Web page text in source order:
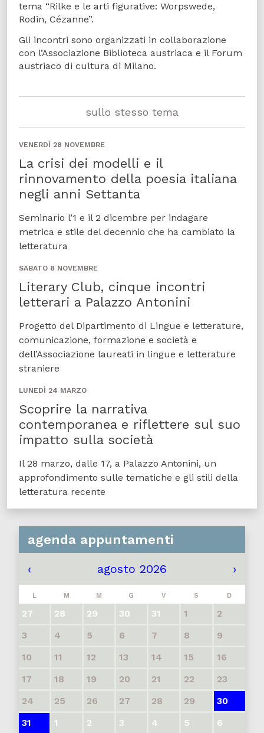
tema “Rilke e le arti figurative: Worpswede,
Rodin, Cézanne”.
Gli incontri sono organizzati in collaborazione
con l’Associazione Biblioteca austriaca e il Forum
austriaco di cultura di Milano.
sullo stesso tema
VENERDÌ 28 NOVEMBRE
La crisi dei modelli e il
rinnovamento della poesia italiana
negli anni Settanta
Seminario l’1 e il 2 dicembre per indagare
metrica e stile del decennio che ha cambiato la
letteratura
SABATO 8 NOVEMBRE
Literary Club, cinque incontri
letterari a Palazzo Antonini
Progetto del Dipartimento di Lingue e letterature,
comunicazione, formazione e società e
dell’Associazione laureati in lingue e letterature
straniere
LUNEDÌ 24 MARZO
Scoprire la narrativa
contemporanea e riflettere sul suo
impatto sulla società
Il 28 marzo, dalle 17, a Palazzo Antonini, un
approfondimento sulle tematiche e gli stili della
letteratura recente
agenda appuntamenti
‹ agosto 2026 ›
L M M G V S D
27 28 29 30 31 1
2
3
4 5 6 7 8
9
10
11 12 13 14 15
16
17
18 19 20 21 22
23
24
25 26 27 28 29
30
31
1 2 3 4 5 6